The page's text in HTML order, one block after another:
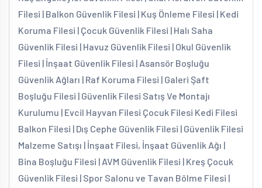
Filesi | Balkon Güvenlik Filesi | Kuş Önleme Filesi | Kedi
Koruma Filesi | Çocuk Güvenlik Filesi | Halı Saha
Güvenlik Filesi | Havuz Güvenlik Filesi | Okul Güvenlik
Filesi | İnşaat Güvenlik Filesi | Asansör Boşluğu
Güvenlik Ağları | Raf Koruma Filesi | Galeri Şaft
Boşluğu Filesi | Güvenlik Filesi Satış Ve Montajı
Kurulumu | Evcil Hayvan Filesi Çocuk Filesi Kedi Filesi
Balkon Filesi | Dış Cephe Güvenlik Filesi | Güvenlik Filesi
Malzeme Satışı | İnşaat Filesi, İnşaat Güvenlik Ağı |
Bina Boşluğu Filesi | AVM Güvenlik Filesi | Kreş Çocuk
Güvenlik Filesi | Spor Salonu ve Tavan Bölme Filesi |